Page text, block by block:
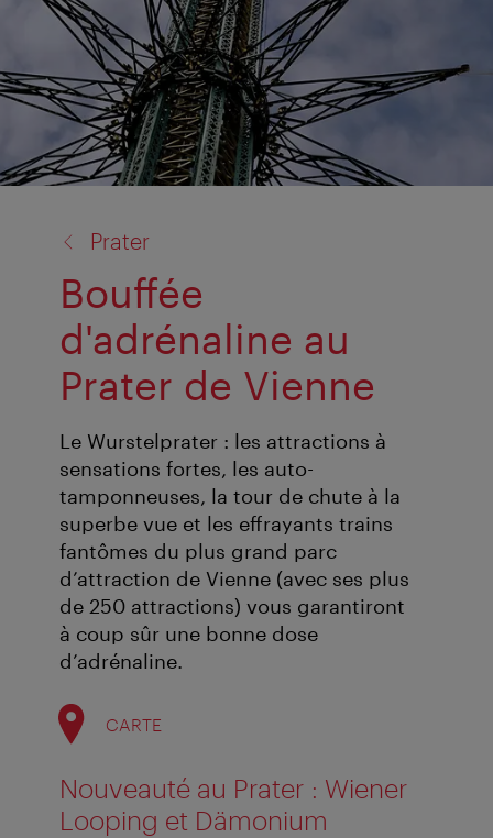
Prater
Bouffée
d'adrénaline au
Prater de Vienne
Le Wurstelprater : les attractions à
sensations fortes, les auto-
tamponneuses, la tour de chute à la
superbe vue et les effrayants trains
fantômes du plus grand parc
d’attraction de Vienne (avec ses plus
de 250 attractions) vous garantiront
à coup sûr une bonne dose
d’adrénaline.
CARTE
Nouveauté au Prater : Wiener
Looping et Dämonium